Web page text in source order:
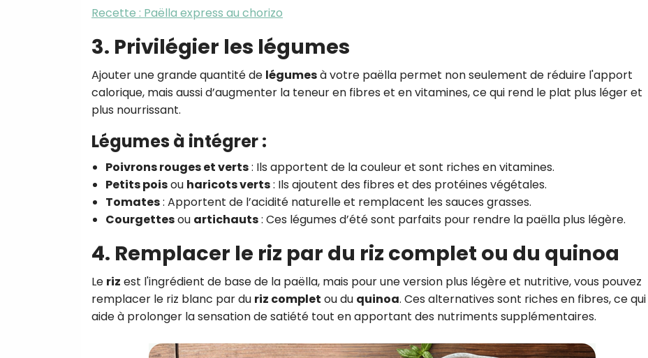
Recette : Paëlla express au chorizo
3. Privilégier les légumes
Ajouter une grande quantité de légumesà votre paëlla permet non seulement de réduire l'apport
calorique, mais aussi d’augmenter la teneur en fibres et en vitamines, ce qui rend le plat plus léger et
plus nourrissant.
Légumes à intégrer :
Poivrons rouges et verts: Ils apportent de la couleur et sont riches en vitamines.
Petits poisou haricots verts: Ils ajoutent des fibres et des protéines végétales.
Tomates: Apportent de l’acidité naturelle et remplacent les sauces grasses.
Courgettesou artichauts: Ces légumes d’été sont parfaits pour rendre la paëlla plus légère.
4. Remplacer le riz par du riz complet ou du quinoa
Le riz est l'ingrédient de base de la paëlla, mais pour une version plus légère et nutritive, vous pouvez
remplacer le riz blanc par du riz complet ou du quinoa. Ces alternatives sont riches en fibres, ce qui
aide à prolonger la sensation de satiété tout en apportant des nutriments supplémentaires.